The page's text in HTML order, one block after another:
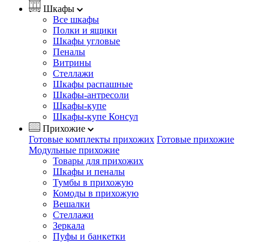
Шкафы
Все шкафы
Полки и ящики
Шкафы угловые
Пеналы
Витрины
Стеллажи
Шкафы распашные
Шкафы-антресоли
Шкафы-купе
Шкафы-купе Консул
Прихожие
Готовые комплекты прихожих Готовые прихожие
Модульные прихожие
Товары для прихожих
Шкафы и пеналы
Тумбы в прихожую
Комоды в прихожую
Вешалки
Стеллажи
Зеркала
Пуфы и банкетки